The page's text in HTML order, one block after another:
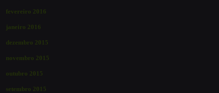
fevereiro 2016
janeiro 2016
dezembro 2015
novembro 2015
outubro 2015
setembro 2015